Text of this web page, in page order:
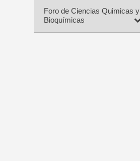
Foro de Ciencias Quimicas y
Bioquímicas